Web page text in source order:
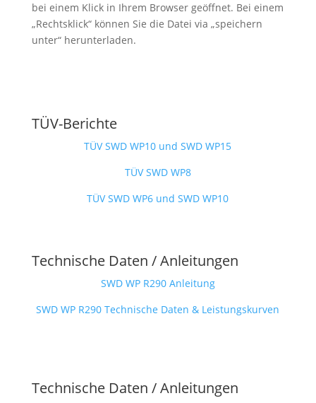
bei einem Klick in Ihrem Browser geöffnet. Bei einem
„Rechtsklick“ können Sie die Datei via „speichern
unter“ herunterladen.
TÜV-Berichte
TÜV SWD WP10 und SWD WP15
TÜV SWD WP8
TÜV SWD WP6 und SWD WP10
Technische Daten / Anleitungen
SWD WP R290 Anleitung
SWD WP R290 Technische Daten & Leistungskurven
Technische Daten / Anleitungen